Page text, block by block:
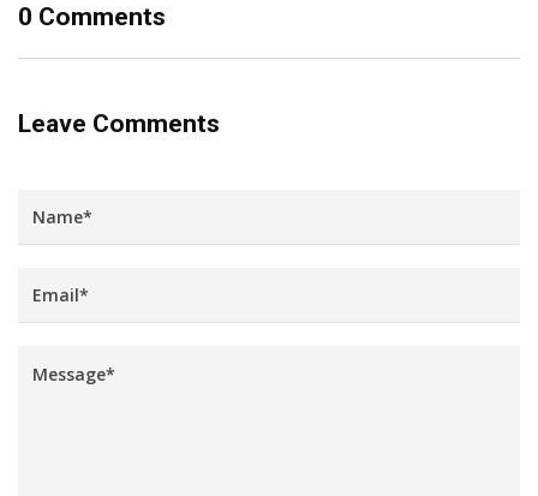
0 Comments
Leave Comments